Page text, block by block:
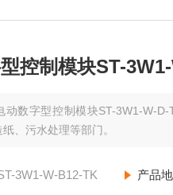
控制模块ST-
动数字型控制模块ST-3W1-W-
、污水处理等部门。
3W1-W-B12-TK 产品地